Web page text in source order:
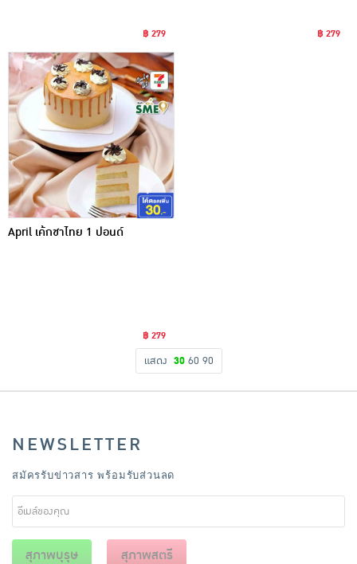
฿ 279 ฿ 279
April เค้กชาไทย 1 ปอนด์
฿ 279
แสดง 30 60 90
NEWSLETTER
สมัครรับข่าวสาร พร้อมรับส่วนลด
สุภาพบุรุษ สุภาพสตรี